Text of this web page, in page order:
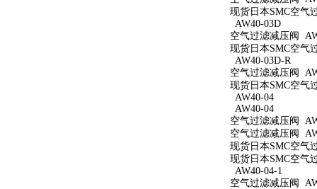
现货日本SMC空气
AW40-03D
空气过滤减压阀
现货日本SMC空气
AW40-03D-R
空气过滤减压阀
现货日本SMC空气
AW40-04
AW40-04
空气过滤减压阀
空气过滤减压阀
现货日本SMC空气
现货日本SMC空气
AW40-04-1
空气过滤减压阀